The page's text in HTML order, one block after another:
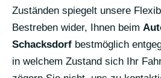
Zuständen spiegelt unsere
Bestreben wider, Ihnen beim
Schacksdorf bestmöglich
in welchem Zustand sich Ihr